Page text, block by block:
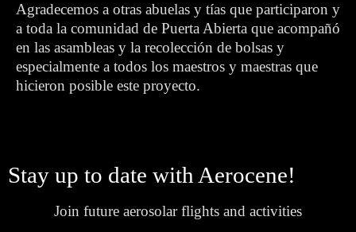
Agradecemos a otras abuelas y tías que participaron y
a toda la comunidad de Puerta Abierta que acompañó
en las asambleas y la recolección de bolsas y
especialmente a todos los maestros y maestras que
hicieron posible este proyecto.
Stay up to date with Aerocene!
Join future aerosolar flights and activities